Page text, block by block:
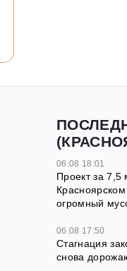
06.08 18:01
Проект за 7,5
огромный
06.08 17:50
Стагнация
снова